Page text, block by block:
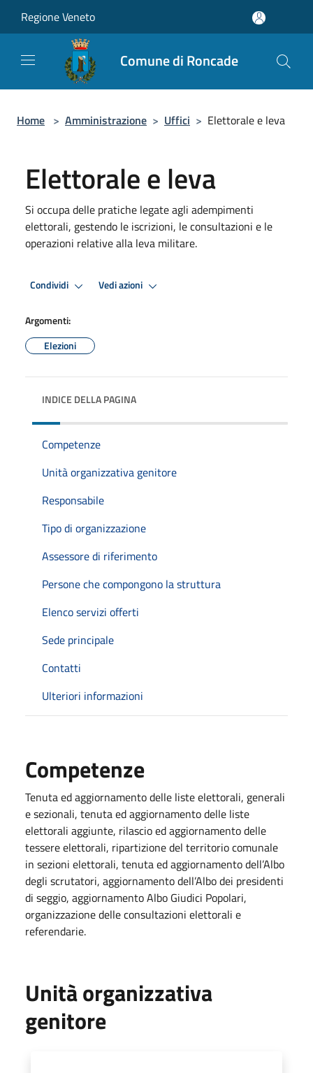
Regione Veneto
Comune di Roncade
Home > Amministrazione > Uffici > Elettorale e leva
Elettorale e leva
Si occupa delle pratiche legate agli adempimenti
elettorali, gestendo le iscrizioni, le consultazioni e le
operazioni relative alla leva militare.
Condividi Vedi azioni
Argomenti:
Elezioni
INDICE DELLA PAGINA
Competenze
Unità organizzativa genitore
Responsabile
Tipo di organizzazione
Assessore di riferimento
Persone che compongono la struttura
Elenco servizi offerti
Sede principale
Contatti
Ulteriori informazioni
Competenze
Tenuta ed aggiornamento delle liste elettorali, generali
e sezionali, tenuta ed aggiornamento delle liste
elettorali aggiunte, rilascio ed aggiornamento delle
tessere elettorali, ripartizione del territorio comunale
in sezioni elettorali, tenuta ed aggiornamento dell’Albo
degli scrutatori, aggiornamento dell’Albo dei presidenti
di seggio, aggiornamento Albo Giudici Popolari,
organizzazione delle consultazioni elettorali e
referendarie.
Unità organizzativa
genitore